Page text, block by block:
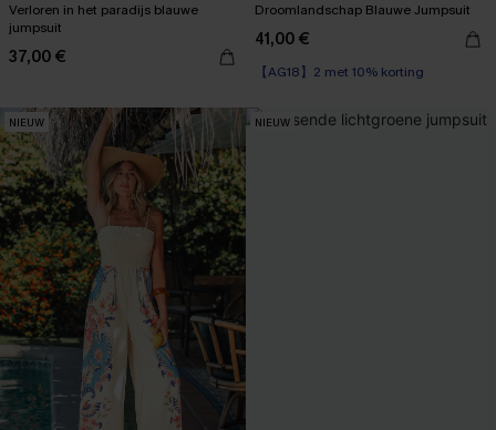
Verloren in het paradijs blauwe
jumpsuit
37,00 €
Droomlandschap Blauwe Jumpsuit
41,00 €
【AG18】2 met 10% korting
NIEUW NIEUW